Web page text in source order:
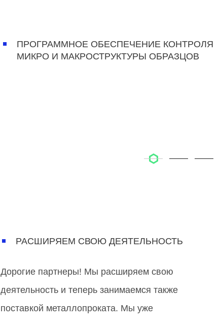
ПРОГРАММНОЕ ОБЕСПЕЧЕНИЕ КОНТРОЛЯ
МИКРО И МАКРОСТРУКТУРЫ ОБРАЗЦОВ
РАСШИРЯЕМ СВОЮ ДЕЯТЕЛЬНОСТЬ
Дорогие партнеры! Мы расширяем свою
деятельность и теперь занимаемся также
поставкой металлопроката. Мы уже